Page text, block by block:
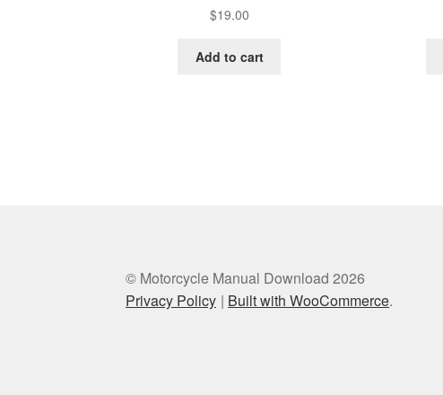
$19.00
Add to cart
© Motorcycle Manual Download 2026
Privacy Policy
Built with WooCommerce.